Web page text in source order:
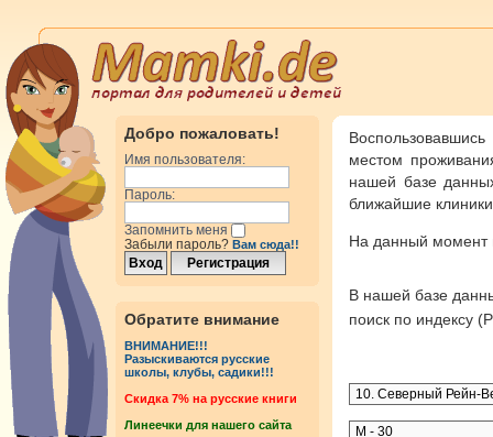
Добро пожаловать!
Имя пользователя:
Пароль:
Запомнить меня
Забыли пароль? Вам сюда!!
Обратите внимание
ВНИМАНИЕ!!!
Разыскиваются русские
школы, клубы, садики!!!
Cкидка 7% на русские книги
Линеечки для нашего сайта
местом
нашей базе
ближайшие
На данный
В нашей базе
поиск по индексу